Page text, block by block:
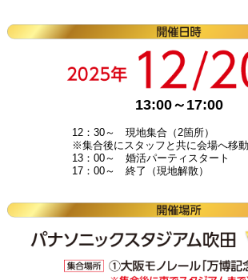
13:00～17:00
12：30～ 現地集合（2箇所）
※集合後にスタッフと共に会場へ移動
13：00～ 婚活パーティスタート
17：00～ 終了（現地解散）